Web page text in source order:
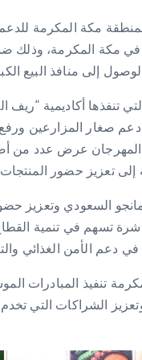
مكة المكرمة
في مكة المكرمة، وذلك
إلى منافذ البيع
أكاديمية “ريف
صغار المزارعين
المهرجان عرض عدد من
تعزيز حضور
السعودي وتعزيز
تسهم في تنمية
تنفيذ المبادرات
الشراكات التي